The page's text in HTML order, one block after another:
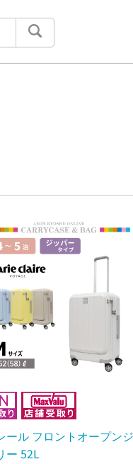
ール フロントオープン
ー 52L